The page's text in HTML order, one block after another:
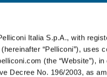
Italia S.p.A., with
“Pelliconi”), uses
(the “Website”),
Decree No. 196/2003, as
Via Emilia, 314
T. +39 051